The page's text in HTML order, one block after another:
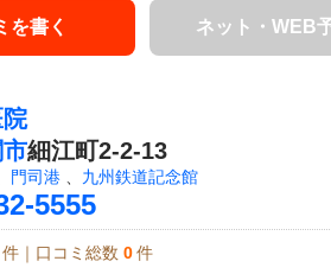
を書く ネット・WEB
細江町2-2-13
門司港 九州鉄道記念館
5555
件｜口コミ総数 0 件